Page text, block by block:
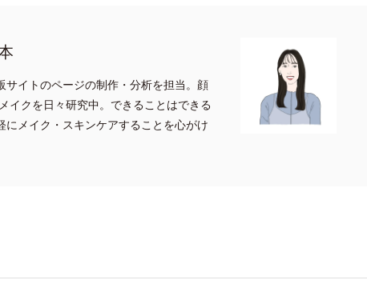
イトのページの制作・分析を担当。顔
イクを日々研究中。できることはできる
メイク・スキンケアすることを心がけ